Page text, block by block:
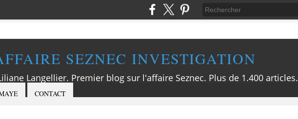
SEZNEC INVESTIGATION
Langellier. Premier blog sur l'affaire Seznec. Plus de 1.400 articles.
CONTACT